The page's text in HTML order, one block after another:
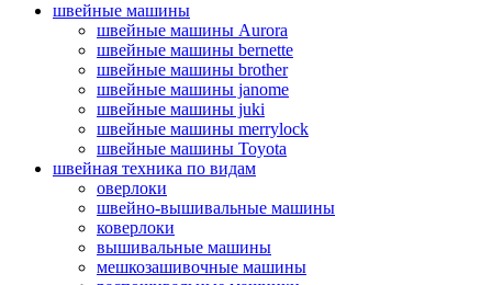
швейные машины
швейные машины Aurora
швейные машины bernette
швейные машины brother
швейные машины janome
швейные машины juki
швейные машины merrylock
швейные машины Toyota
швейная техника по видам
оверлоки
швейно-вышивальные машины
коверлоки
вышивальные машины
мешкозашивочные машины